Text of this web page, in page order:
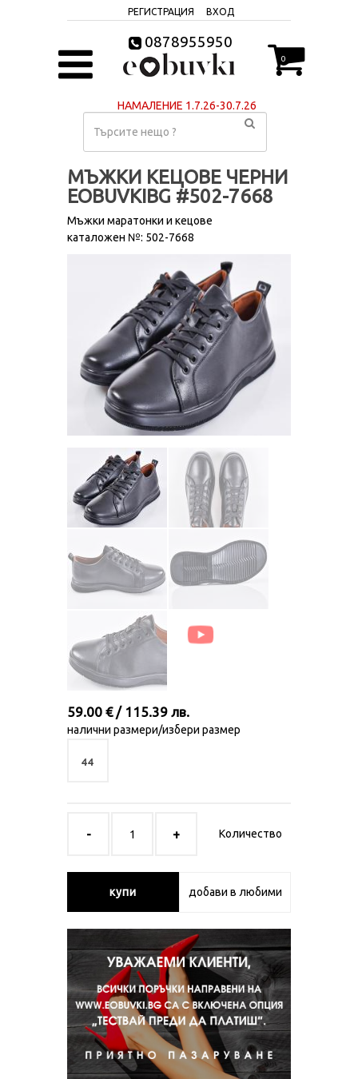
РЕГИСТРАЦИЯ ВХОД
0878955950
0
НАМАЛЕНИЕ 1.7.26-30.7.26
МЪЖКИ КЕЦОВЕ ЧЕРНИ
EOBUVKIBG #502-7668
Мъжки маратонки и кецове
каталожен №: 502-7668
59.00 € / 115.39 лв.
налични размери/избери размер
44
Количество
купи добави в любими